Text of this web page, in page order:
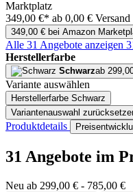
Marktplatz
349,00 €* ab 0,00 € Versand
349,00 € bei Amazon
Alle 31 Angebote anzeigen
Herstellerfarbe
Schwarzab
Variante auswählen
Herstellerfarbe Schwarz
Variantenauswahl
Produktdetails
31 Angebote im
Neu ab 299,00 € - 785,00 €